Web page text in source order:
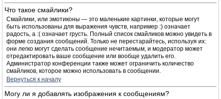
Что такое смайлики?
Смайлики, или эмотиконы — это маленькие картинки, которые могут
быть использованы для выражения чувств, например :) означает
радость, а :( означает грусть. Полный список смайликов можно увидеть в
форме создания сообщений. Только не перестарайтесь, используя их:
они легко могут сделать сообщение нечитаемым, и модератор может
отредактировать ваше сообщение или вообще удалить его.
Администратор конференции также может ограничить количество
смайликов, которое можно использовать в сообщении.
Вернуться к началу
Могу ли я добавлять изображения к сообщениям?